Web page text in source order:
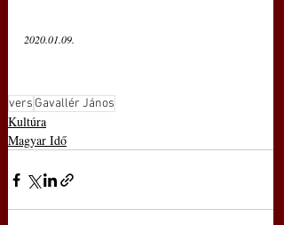
2020.01.09.
vers Gavallér János
Kultúra
Magyar Idő